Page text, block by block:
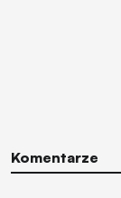
Komentarze